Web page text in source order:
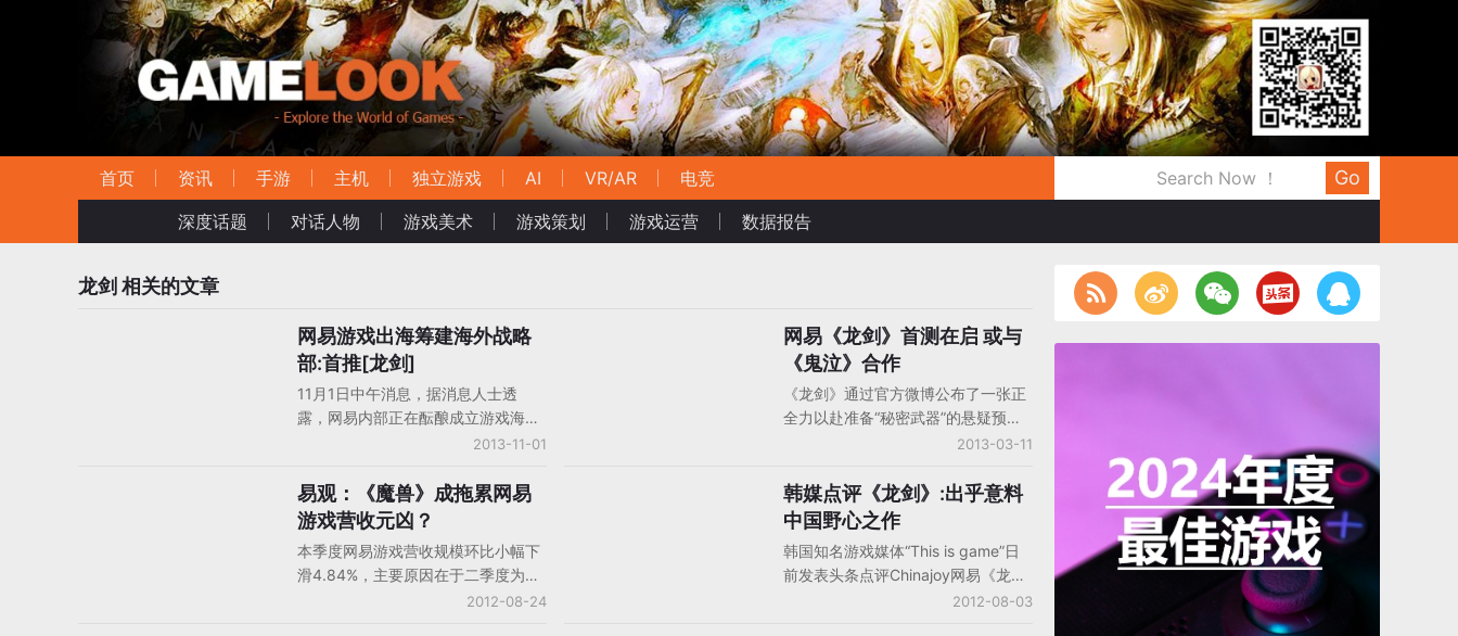
Go
首页 资讯 手游 主机 独立游戏 AI VR/AR
电竞
深度话题
对话人物 游戏美术 游戏策划 游戏运营 数据报告
龙剑 相关的文章
网易游戏出海筹建海外战略
部:首推[龙剑]
11月1日中午消息，据消息人士透
露，网易内部正在酝酿成立游戏海外
战略部，建立包括韩国、越南在内的
出口。首款出口产品已定为2013年度
战略游戏《龙剑》，并已在台湾地区
签约。
2013-11-01
网易《龙剑》首测在启 或与
《鬼泣》合作
《龙剑》通过官方微博公布了一张正
全力以赴准备“秘密武器”的悬疑预告
图片，图片中酷似《鬼泣》但丁造型
12日”官方将有重要内容公布，目前
《龙剑》“新版官网”包含了相当丰富
的游戏内容介绍，并开启了激活码申
请，《龙剑》即将首测的可能性极
大。
2013-03-11
易观：《魔兽》成拖累网易
游戏营收元凶？
本季度网易游戏营收规模环比小幅下
滑4.84%，主要原因在于二季度为传
统网游淡季，中国客户端游戏市场整
2012-08-24
韩媒点评《龙剑》:出乎意料
中国野心之作
韩国知名游戏媒体“This is game”日
前发表头条点评Chinajoy网易《龙
剑》的表现，作为中国人自主研发的
2012-08-03